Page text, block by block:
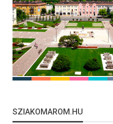
SZIAKOMAROM.HU